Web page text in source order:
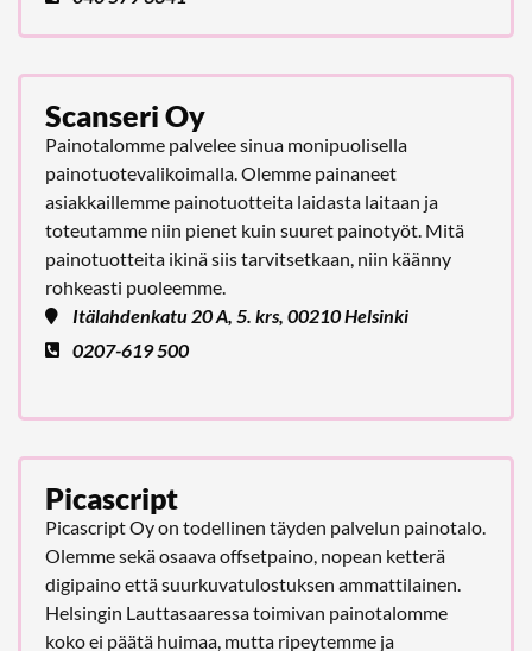
Scanseri Oy
Painotalomme palvelee sinua monipuolisella
painotuotevalikoimalla. Olemme painaneet
asiakkaillemme painotuotteita laidasta laitaan ja
toteutamme niin pienet kuin suuret painotyöt. Mitä
painotuotteita ikinä siis tarvitsetkaan, niin käänny
rohkeasti puoleemme.
Itälahdenkatu 20 A, 5. krs, 00210 Helsinki
0207-619 500
Picascript
Picascript Oy on todellinen täyden palvelun painotalo.
Olemme sekä osaava offsetpaino, nopean ketterä
digipaino että suurkuvatulostuksen ammattilainen.
Helsingin Lauttasaaressa toimivan painotalomme
koko ei päätä huimaa, mutta ripeytemme ja